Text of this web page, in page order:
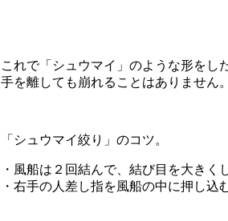
これで「シュウマイ」のような形をし
手を離しても崩れることはありません
「シュウマイ絞り」のコツ。
・風船は２回結んで、結び目を大きく
・右手の人差し指を風船の中に押し